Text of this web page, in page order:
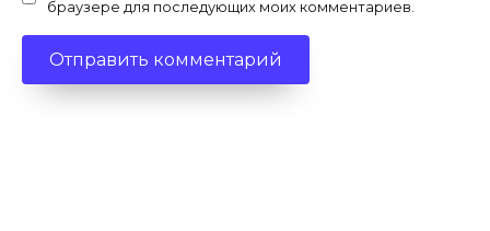
браузере для последующих моих комментариев.